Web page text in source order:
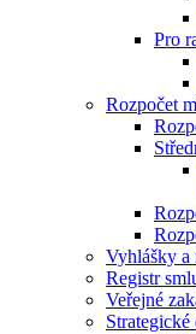
Pro
Rozpočet
Vyhlášky a
Registr
Veřejné